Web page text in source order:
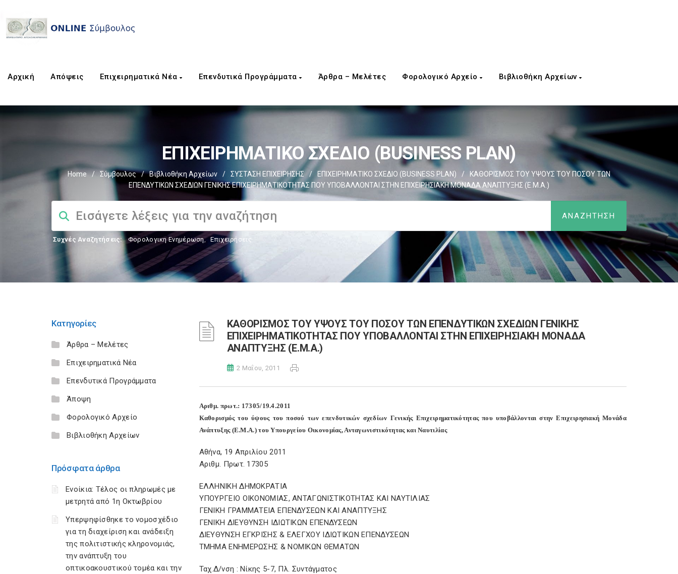
Αρχική Απόψεις Επιχειρηματικά Νέα Επενδυτικά Προγράμματα Άρθρα – Μελέτες Φορολογικό Αρχείο Βιβλιοθήκη Αρχείων
EΠΙΧΕΙΡΗΜΑΤΙΚΟ ΣΧΕΔΙΟ (BUSINESS PLAN)
Home / Σύμβουλος / Βιβλιοθήκη Αρχείων / ΣΥΣΤΑΣΗ ΕΠΙΧΕΙΡΗΣΗΣ / EΠΙΧΕΙΡΗΜΑΤΙΚΟ ΣΧΕΔΙΟ (BUSINESS PLAN) /
ΚΑΘΟΡΙΣΜΟΣ ΤΟΥ ΥΨΟΥΣ ΤΟΥ ΠΟΣΟΥ ΤΩΝ
ΕΠΕΝΔΥΤΙΚΩΝ ΣΧΕΔΙΩΝ ΓΕΝΙΚΗΣ ΕΠΙΧΕΙΡΗΜΑΤΙΚΟΤΗΤΑΣ ΠΟΥ ΥΠΟΒΑΛΛΟΝΤΑΙ ΣΤΗΝ ΕΠΙΧΕΙΡΗΣΙΑΚΗ ΜΟΝΑΔΑ ΑΝΑΠΤΥΞΗΣ (Ε.Μ.Α.)
Συχνές Αναζητήσεις: Φορολογικη Ενημέρωση, Επιχειρήσεις
Κατηγορίες
Άρθρα – Μελέτες
Επιχειρηματικά Νέα
Επενδυτικά Προγράμματα
Άποψη
Φορολογικό Αρχείο
Βιβλιοθήκη Αρχείων
Πρόσφατα άρθρα
Ενοίκια: Τέλος οι πληρωμές με
μετρητά από 1η Οκτωβρίου
Υπερψηφίσθηκε το νομοσχέδιο
για τη διαχείριση και ανάδειξη
της πολιτιστικής κληρονομιάς,
την ανάπτυξη του
οπτικοακουστικού τομέα και την
ΚΑΘΟΡΙΣΜΟΣ ΤΟΥ ΥΨΟΥΣ ΤΟΥ ΠΟΣΟΥ ΤΩΝ ΕΠΕΝΔΥΤΙΚΩΝ ΣΧΕΔΙΩΝ ΓΕΝΙΚΗΣ
ΕΠΙΧΕΙΡΗΜΑΤΙΚΟΤΗΤΑΣ ΠΟΥ ΥΠΟΒΑΛΛΟΝΤΑΙ ΣΤΗΝ ΕΠΙΧΕΙΡΗΣΙΑΚΗ ΜΟΝΑΔΑ
ΑΝΑΠΤΥΞΗΣ (Ε.Μ.Α.)
2 Μαΐου, 2011
Αριθμ. πρωτ.: 17305/19.4.2011
Καθορισμός του ύψους του ποσού των επενδυτικών σχεδίων Γενικής Επιχειρηματικότητας που υποβάλλονται στην Επιχειρησιακή Μονάδα
Ανάπτυξης (Ε.Μ.Α.) του Υπουργείου Οικονομίας, Ανταγωνιστικότητας και Ναυτιλίας
Αθήνα, 19 Απριλίου 2011
Αριθμ. Πρωτ. 17305
ΕΛΛΗΝΙΚΗ ΔΗΜΟΚΡΑΤΙΑ
ΥΠΟΥΡΓΕΙΟ ΟΙΚΟΝΟΜΙΑΣ, ΑΝΤΑΓΩΝΙΣΤΙΚΟΤΗΤΑΣ ΚΑΙ ΝΑΥΤΙΛΙΑΣ
ΓΕΝΙΚΗ ΓΡΑΜΜΑΤΕΙΑ ΕΠΕΝΔΥΣΕΩΝ ΚΑΙ ΑΝΑΠΤΥΞΗΣ
ΓΕΝΙΚΗ ΔΙΕΥΘΥΝΣΗ ΙΔΙΩΤΙΚΩΝ ΕΠΕΝΔΥΣΕΩΝ
ΔΙΕΥΘΥΝΣΗ ΕΓΚΡΙΣΗΣ & ΕΛΕΓΧΟΥ ΙΔΙΩΤΙΚΩΝ ΕΠΕΝΔΥΣΕΩΝ
ΤΜΗΜΑ ΕΝΗΜΕΡΩΣΗΣ & ΝΟΜΙΚΩΝ ΘΕΜΑΤΩΝ
Ταχ.Δ/νση : Νίκης 5-7, Πλ. Συντάγματος